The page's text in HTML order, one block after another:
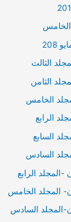
الخامس
208
الثالث
الثامن
الخامس
الرابع
السابع
السادس
-المجلد الرابع
المجلد الخامس
المجلد السادس